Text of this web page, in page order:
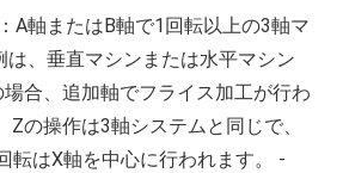
A軸またはB軸で1回転以上の3軸マ
は、垂直マシンまたは水平マシン
合、追加軸でフライス加工が行わ
Zの操作は3軸システムと同じで、
転はX軸を中心に行われます。 -